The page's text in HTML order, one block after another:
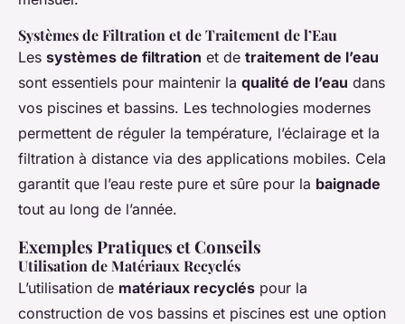
Systèmes de Filtration et de Traitement de l’Eau
Les systèmes de filtration et de traitement de l’eau
sont essentiels pour maintenir la qualité de l’eau dans
vos piscines et bassins. Les technologies modernes
permettent de réguler la température, l’éclairage et la
filtration à distance via des applications mobiles. Cela
garantit que l’eau reste pure et sûre pour la baignade
tout au long de l’année.
Exemples Pratiques et Conseils
Utilisation de Matériaux Recyclés
L’utilisation de matériaux recyclés pour la
construction de vos bassins et piscines est une option